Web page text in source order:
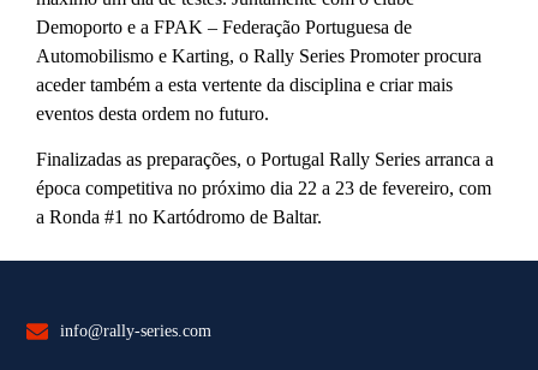
Demoporto e a FPAK – Federação Portuguesa de
Automobilismo e Karting, o Rally Series Promoter procura
aceder também a esta vertente da disciplina e criar mais
eventos desta ordem no futuro.
Finalizadas as preparações, o Portugal Rally Series arranca a
época competitiva no próximo dia 22 a 23 de fevereiro, com
a Ronda #1 no Kartódromo de Baltar.
info@rally-series.com